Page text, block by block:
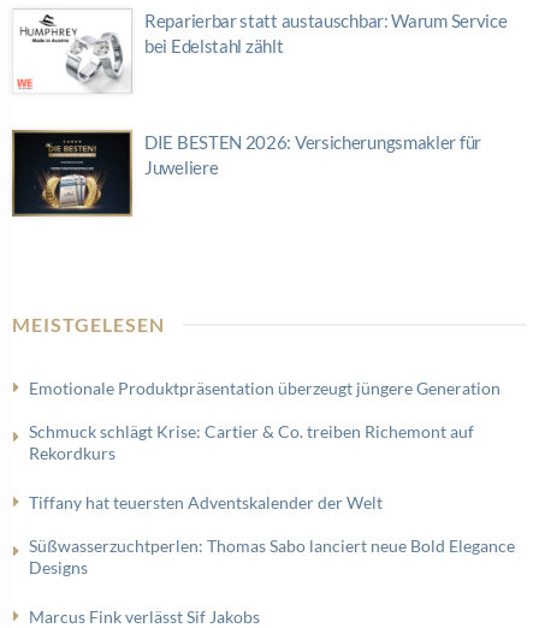
Reparierbar statt austauschbar: Warum Service
bei Edelstahl zählt
DIE BESTEN 2026: Versicherungsmakler für
Juweliere
MEISTGELESEN
Emotionale Produktpräsentation überzeugt jüngere Generation
Schmuck schlägt Krise: Cartier & Co. treiben Richemont auf
Rekordkurs
Tiffany hat teuersten Adventskalender der Welt
Süßwasserzuchtperlen: Thomas Sabo lanciert neue Bold Elegance
Designs
Marcus Fink verlässt Sif Jakobs